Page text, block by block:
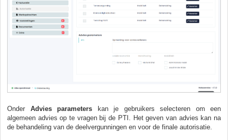
Onder Advies parameters kan je gebruikers selecteren om een
algemeen advies op te vragen bij de PTI. Het geven van advies kan na
de behandeling van de deelvergunningen en voor de finale autorisatie.